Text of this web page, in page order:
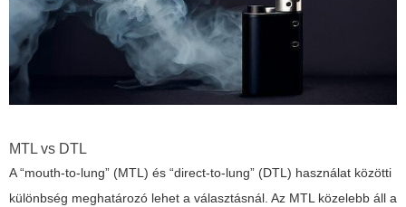
MTL vs DTL
A “mouth-to-lung” (MTL) és “direct-to-lung” (DTL) használat közötti
különbség meghatározó lehet a választásnál. Az MTL közelebb áll a